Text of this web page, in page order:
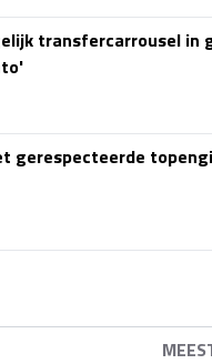
transfercarrousel in
gerespecteerde